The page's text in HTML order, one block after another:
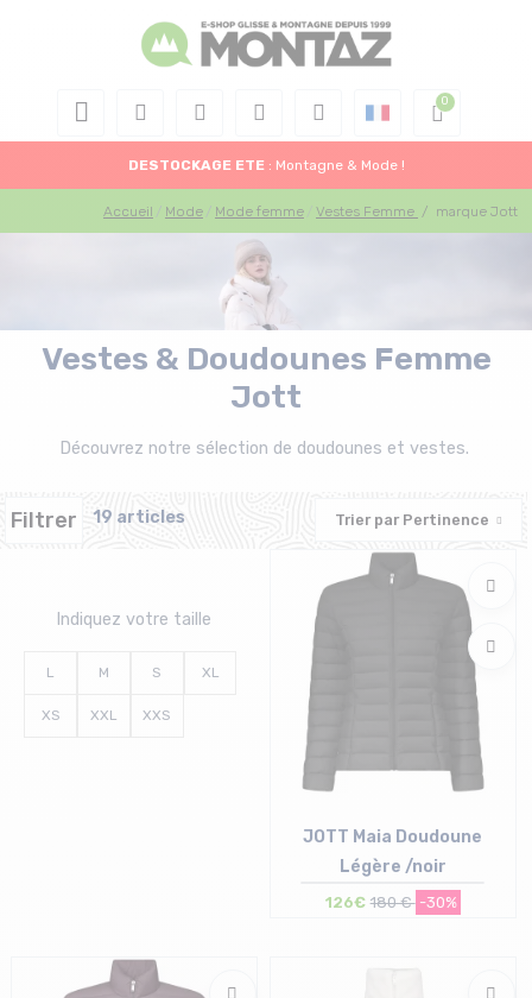
DESTOCKAGE ETE : Montagne & Mode !
Accueil Mode Mode femme Vestes Femme / marque Jott
Vestes & Doudounes Femme
Jott
Découvrez notre sélection de doudounes et vestes.
Filtrer 19 articles Trier par Pertinence
Indiquez votre taille
L M S XL
XS XXL XXS
S | XL
JOTT Maia Doudoune
Légère /noir
126€ 180 € -30%